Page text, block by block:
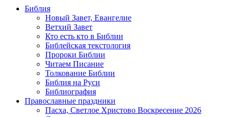
Библия
Новый Завет, Евангелие
Ветхий Завет
Кто есть кто в Библии
Библейская текстология
Пророки Библии
Читаем Писание
Толкование Библии
Библия на Руси
Библиография
Православные праздники
Пасха, Светлое Христово Воскресение 2026